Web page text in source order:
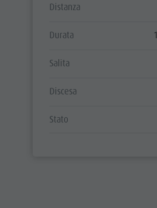
Distanza
Durata
Salita
Discesa
Stato